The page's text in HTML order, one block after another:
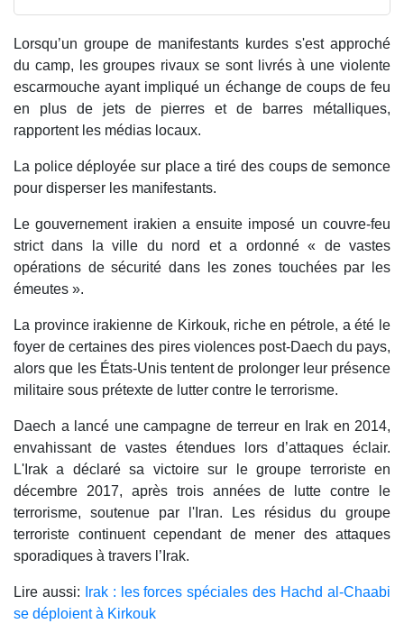
Lorsqu’un groupe de manifestants kurdes s'est approché
du camp, les groupes rivaux se sont livrés à une violente
escarmouche ayant impliqué un échange de coups de feu
en plus de jets de pierres et de barres métalliques,
rapportent les médias locaux.
La police déployée sur place a tiré des coups de semonce
pour disperser les manifestants.
Le gouvernement irakien a ensuite imposé un couvre-feu
strict dans la ville du nord et a ordonné « de vastes
opérations de sécurité dans les zones touchées par les
émeutes ».
La province irakienne de Kirkouk, riche en pétrole, a été le
foyer de certaines des pires violences post-Daech du pays,
alors que les États-Unis tentent de prolonger leur présence
militaire sous prétexte de lutter contre le terrorisme.
Daech a lancé une campagne de terreur en Irak en 2014,
envahissant de vastes étendues lors d’attaques éclair.
L'Irak a déclaré sa victoire sur le groupe terroriste en
décembre 2017, après trois années de lutte contre le
terrorisme, soutenue par l'Iran. Les résidus du groupe
terroriste continuent cependant de mener des attaques
sporadiques à travers l’Irak.
Lire aussi:
Irak : les forces spéciales des Hachd al-Chaabi
se déploient à Kirkouk